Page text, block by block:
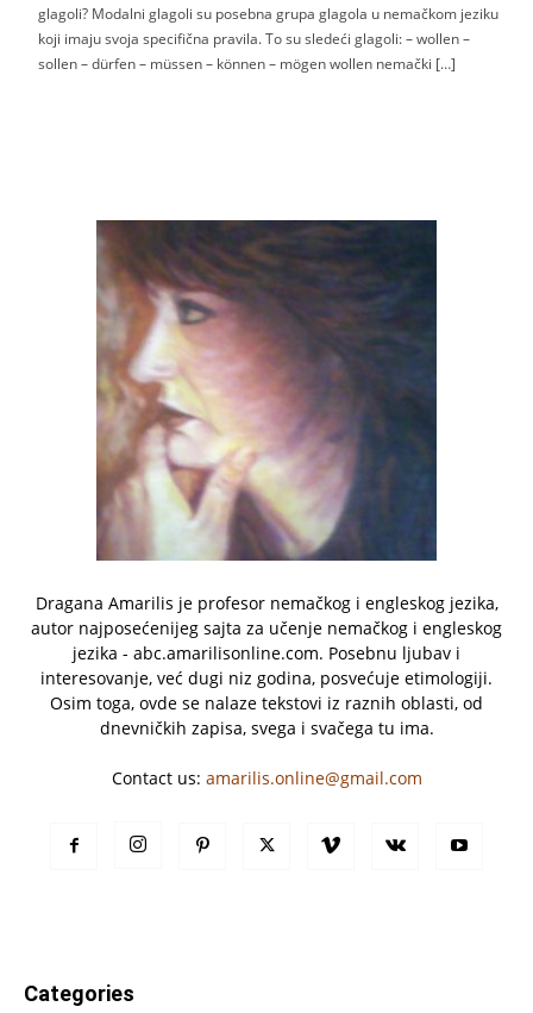
glagoli? Modalni glagoli su posebna grupa glagola u nemačkom jeziku
koji imaju svoja specifična pravila. To su sledeći glagoli: – wollen –
sollen – dürfen – müssen – können – mögen wollen nemački […]
Dragana Amarilis je profesor nemačkog i engleskog jezika,
autor najposećenijeg sajta za učenje nemačkog i engleskog
jezika - abc.amarilisonline.com. Posebnu ljubav i
interesovanje, već dugi niz godina, posvećuje etimologiji.
Osim toga, ovde se nalaze tekstovi iz raznih oblasti, od
dnevničkih zapisa, svega i svačega tu ima.
Contact us: amarilis.online@gmail.com
Categories